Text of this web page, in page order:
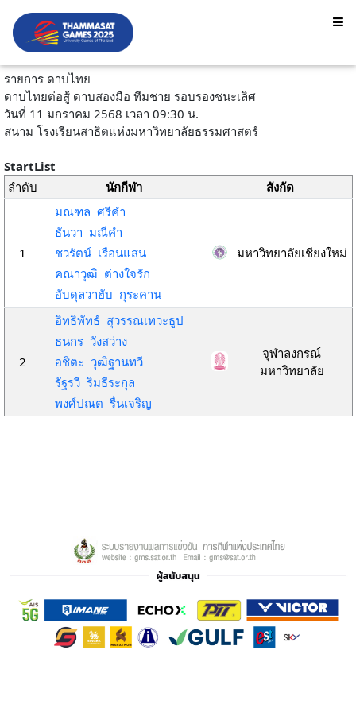
รายการ ดาบไทย
ดาบไทยต่อสู้ ดาบสองมือ ทีมชาย รอบรองชนะเลิศ
วันที่ 11 มกราคม 2568 เวลา 09:30 น.
สนาม โรงเรียนสาธิตแห่งมหาวิทยาลัยธรรมศาสตร์
StartList
ลำดับ
นักกีฬา สังกัด
1
มณฑล ศรีคำ
ธันวา มณีคำ
ชวรัตน์ เรือนแสน
คณาวุฒิ ต่างใจรัก
อับดุลวาฮับ กุระคาน
มหาวิทยาลัยเชียงใหม่
2
อิทธิพัทธ์ สุวรรณเทวะธูป
ธนกร วังสว่าง
อชิตะ วุฒิฐานทวี
รัฐรวี ริมธีระกุล
พงศ์ปณต รื่นเจริญ
จุฬาลงกรณ์
มหาวิทยาลัย